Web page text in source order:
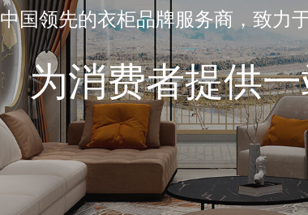
中国领先的衣柜品牌服务商，致力
为消费者提供